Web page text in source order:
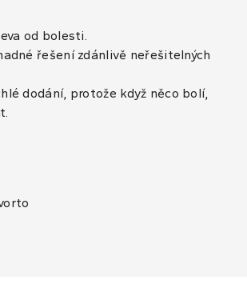
od bolesti.
řešení zdánlivě neřešitelných
dodání, protože když něco bolí,